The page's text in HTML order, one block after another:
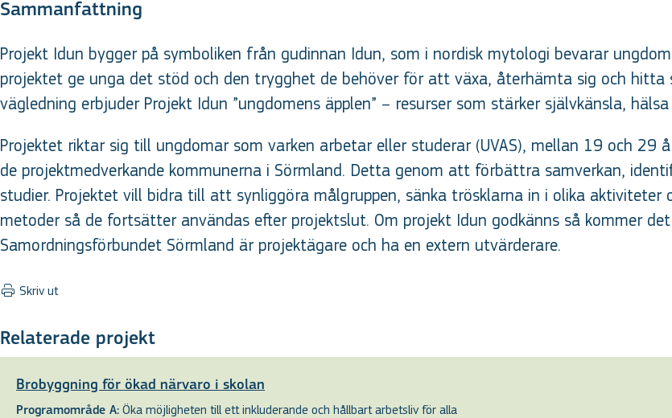
Sammanfattning
Projekt Idun bygger på symboliken från gudinnan Idun, som i nordisk mytologi bevarar
projektet ge unga det stöd och den trygghet de behöver för att växa, återhämta sig och hitta
vägledning erbjuder Projekt Idun ”ungdomens äpplen” – resurser som stärker självkänsla,
Projektet riktar sig till ungdomar som varken arbetar eller studerar (UVAS), mellan 19 och 29
de projektmedverkande kommunerna i Sörmland. Detta genom att förbättra samverkan,
studier. Projektet vill bidra till att synliggöra målgruppen, sänka trösklarna in i olika
metoder så de fortsätter användas efter projektslut. Om projekt Idun godkänns så kommer
Samordningsförbundet Sörmland är projektägare och ha en extern utvärderare.
Skriv ut
Relaterade projekt
Brobyggning för ökad närvaro i skolan
Programområde A: Öka möjligheten till ett inkluderande och hållbart arbetsliv för alla